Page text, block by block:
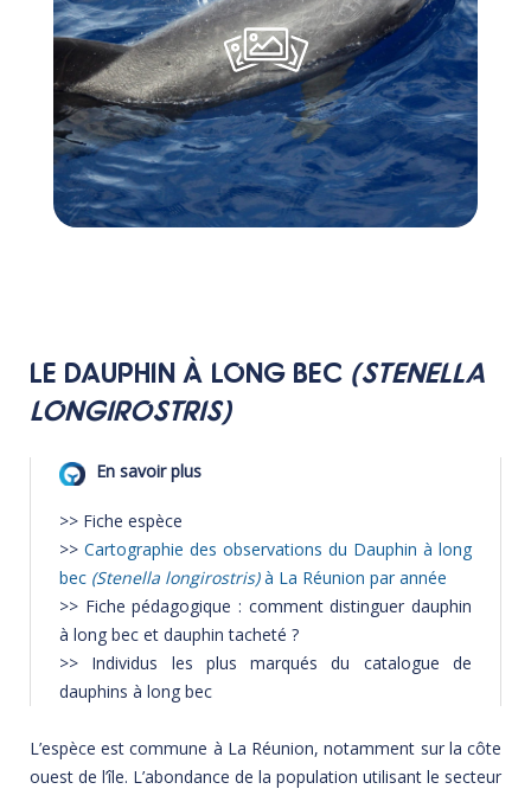
LE DAUPHIN À LONG BEC (STENELLA
LONGIROSTRIS)
>> Fiche espèce
>> Cartographie des observations du Dauphin à long
bec (Stenella longirostris)à La Réunion par année
>> Fiche pédagogique : comment distinguer dauphin
à long bec et dauphin tacheté ?
>> Individus les plus marqués du catalogue de
dauphins à long bec
L’espèce est commune à La Réunion, notamment sur la côte
ouest de l’île. L’abondance de la population utilisant le secteur